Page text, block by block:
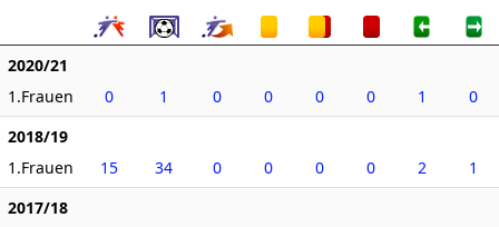
2020/21
1.Frauen
0 1 0 0 0 0 1
0
2018/19
1.Frauen
15 34 0 0 0 0 2
1
2017/18